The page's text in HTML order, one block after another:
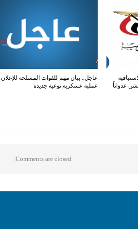
عدواناً
عاجل.. بيان مهم للقوات المسلحة
عملية عسكرية نوعية جديدة
Comments are closed.